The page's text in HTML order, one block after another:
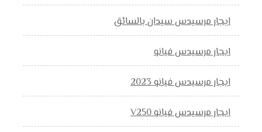
ايجار مرسيدس سيدان بالسائق
ايجار مرسيدس فيانو
ايجار مرسيدس فيانو 2023
ايجار مرسيدس فيانو V250